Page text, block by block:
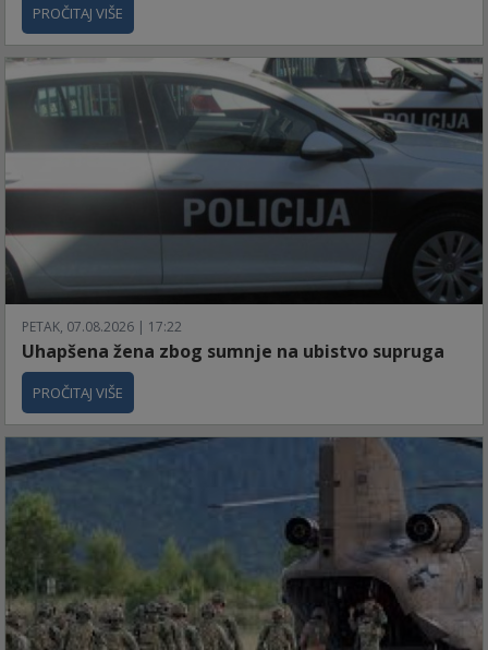
PROČITAJ VIŠE
PETAK, 07.08.2026 | 17:22
Uhapšena žena zbog sumnje na ubistvo supruga
PROČITAJ VIŠE